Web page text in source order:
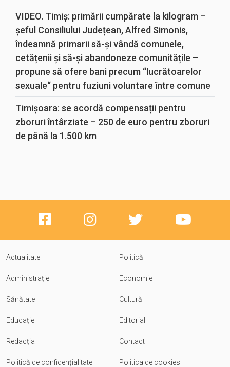
VIDEO. Timiș: primării cumpărate la kilogram –
șeful Consiliului Județean, Alfred Simonis,
îndeamnă primarii să-și vândă comunele,
cetățenii și să-și abandoneze comunitățile –
propune să ofere bani precum “lucrătoarelor
sexuale“ pentru fuziuni voluntare între comune
Timișoara: se acordă compensații pentru
zboruri întârziate – 250 de euro pentru zboruri
de până la 1.500 km
Actualitate Politică
Administrație Economie
Sănătate Cultură
Educație Editorial
Redacția Contact
Politică de confidențialitate Politica de cookies